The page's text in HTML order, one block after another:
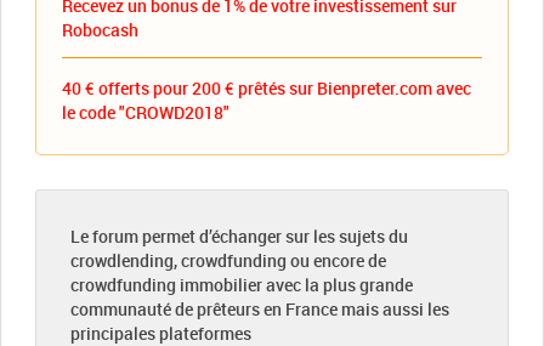
Recevez un bonus de 1% de votre investissement sur
Robocash
40 € offerts pour 200 € prêtés sur Bienpreter.com avec
le code "CROWD2018"
Le forum permet d’échanger sur les sujets du
crowdlending, crowdfunding ou encore de
crowdfunding immobilier avec la plus grande
communauté de prêteurs en France mais aussi les
principales plateformes